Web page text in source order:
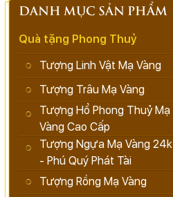
DANH MỤC SẢN PHẨM
Quà tặng Phong Thuỷ
Tượng Linh Vật Mạ Vàng
Tượng Trâu Mạ Vàng
Tượng Hổ Phong Thuỷ Mạ
Vàng Cao Cấp
Tượng Ngựa Mạ Vàng 24k
- Phú Quý Phát Tài
Tượng Rồng Mạ Vàng